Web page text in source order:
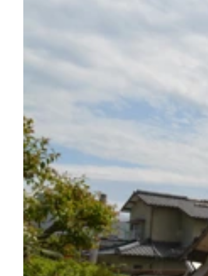
9月に発生した能登豪雨は、河川の
9月に発生した能登豪雨